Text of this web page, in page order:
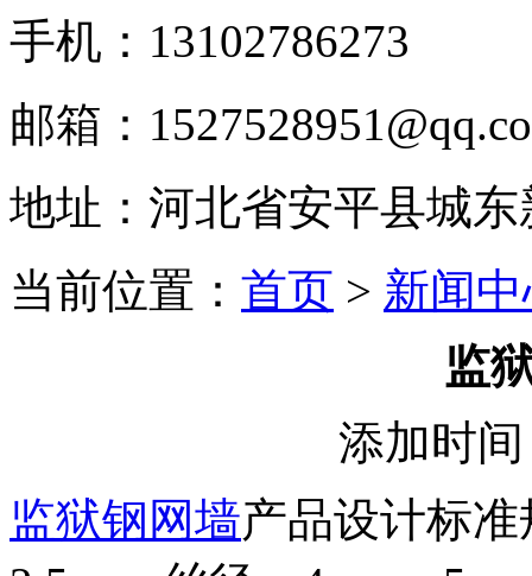
手机：13102786273
邮箱：
地址：河北省安平县城
当前位置： 首页 > 新闻
监
添加时
监狱钢网墙产品设计标准